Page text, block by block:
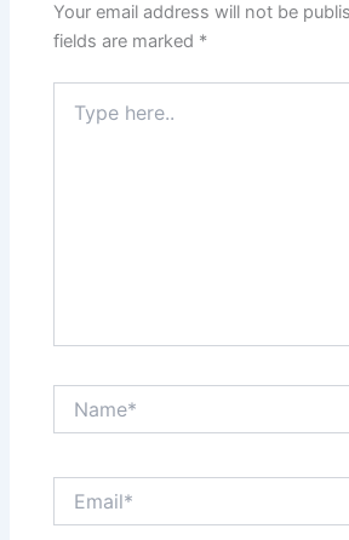
Your email address will not be
fields are marked *
here..